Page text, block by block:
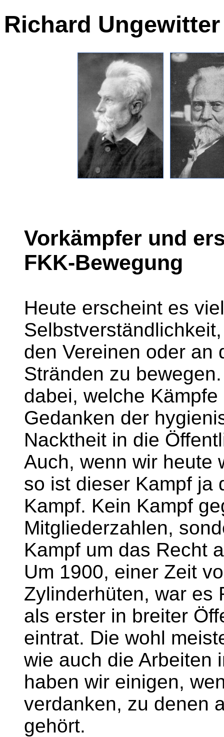
Richard Ungewitter
Vorkämpfer und
FKK-Bewegung
Heute erscheint es
den Vereinen oder an
Stränden zu
dabei, welche
Gedanken der
Nacktheit in die
Auch, wenn wir heute
so ist dieser Kampf ja
Kampf. Kein Kampf
Mitgliederzahlen,
Kampf um das Recht
Um 1900, einer Zeit
Zylinderhüten, war es
als erster in breiter
eintrat. Die wohl
wie auch die Arbeiten
haben wir einigen,
verdanken, zu denen
gehört.